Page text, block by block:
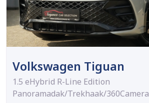
Volkswagen Tiguan
1.5 eHybrid R-Line Edition
Panoramadak/Trekhaak/360Camera